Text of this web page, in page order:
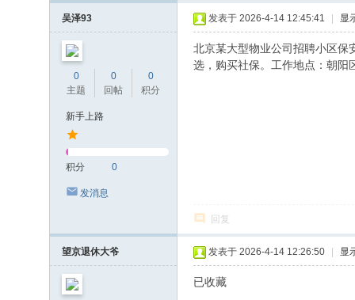
吴泽93
0
主题
0
回帖
0
积分
新手上路
积分 0
发消息
发表于 2026-4-14 12:45:41 显
北京某大型物业公司招聘小区保
选，购买社保。工作地点：朝阳
回复
望京退休大爷 发表于 2026-4-14 12:26:50 显
已收藏